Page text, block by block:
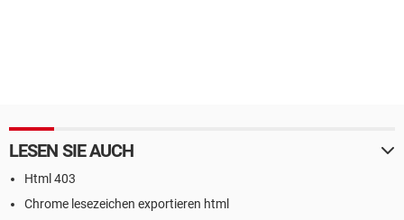
LESEN SIE AUCH
Html 403
Chrome lesezeichen exportieren html